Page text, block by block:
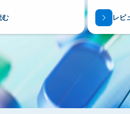
む レビ
タブ セクションに戻る